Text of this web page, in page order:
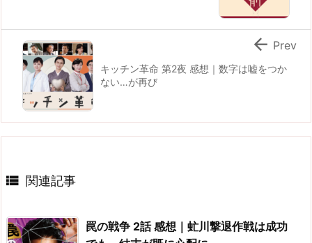
キッチン革命 第2夜 感想｜数字は嘘をつか
ない…が再び
 Prev
 関連記事
罠の戦争 2話 感想｜虻川撃退作戦は成功